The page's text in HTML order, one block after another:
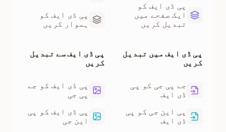
پی ڈی ایف کو
ایک صفحے میں
تبدیل کریں
پی ڈی ایف کو
ہموار کریں
پی ڈی ایف میں تبدیل
کریں
جے پی جی کو پی
ڈی ایف
پی این جی کو پی
ڈی ایف
پی ڈی ایف سے تبدیل
کریں
پی ڈی ایف کو جے
پی جی
پی ڈی ایف کو پی
این جی